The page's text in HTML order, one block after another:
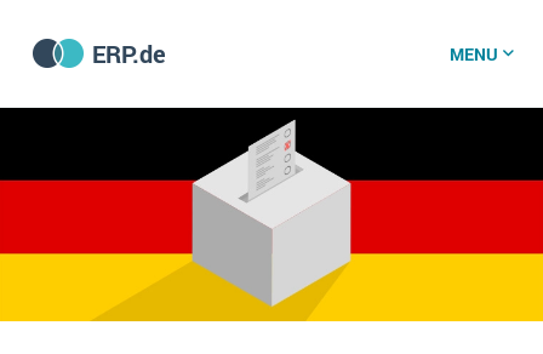
ERP.de
Die 15 Schritte einer ERP‑Einführung
Was ist ERP?
Hintergrund
ERP für jede Branche
MENU